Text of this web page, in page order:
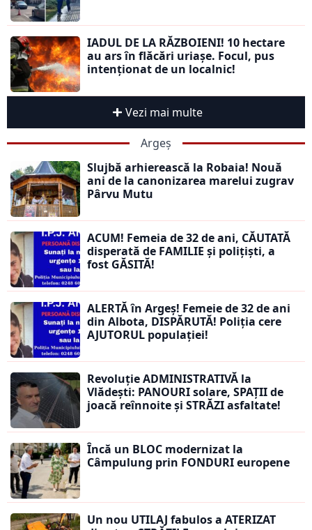
IADUL DE LA RĂZBOIENI! 10 hectare
au ars în flăcări uriașe. Focul, pus
intenționat de un localnic!
Vezi mai multe
Argeș
Slujbă arhierească la Robaia! Nouă
ani de la canonizarea marelui zugrav
Pârvu Mutu
ACUM! Femeia de 32 de ani, CĂUTATĂ
disperată de FAMILIE și polițiști, a
fost GĂSITĂ!
ALERTĂ în Argeș! Femeie de 32 de ani
din Albota, DISPĂRUTĂ! Poliția cere
AJUTORUL populației!
Revoluție ADMINISTRATIVĂ la
Vlădești: PANOURI solare, SPAȚII de
joacă reînnoite și STRĂZI asfaltate!
Încă un BLOC modernizat la
Câmpulung prin FONDURI europene
Un nou UTILAJ fabulos a ATERIZAT